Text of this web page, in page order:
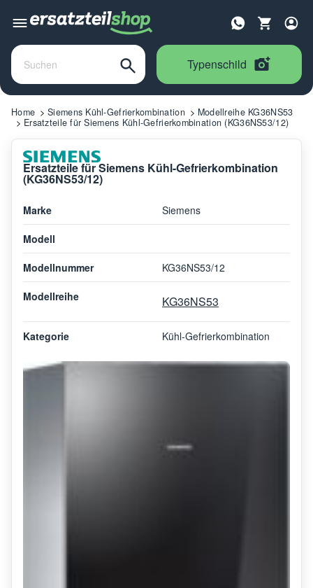
Typenschild
Home Siemens Kühl-Gefrierkombination
Modellreihe KG36NS53
Ersatzteile für Siemens Kühl-Gefrierkombination (KG36NS53/12)
Ersatzteile für Siemens Kühl-Gefrierkombination
(KG36NS53/12)
Marke Siemens
Modell
Modellnummer KG36NS53/12
Modellreihe KG36NS53
Kategorie Kühl-Gefrierkombination